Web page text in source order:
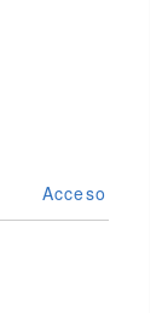
Acceso